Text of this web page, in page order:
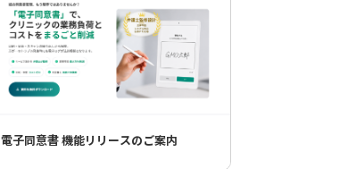
電子同意書 機能リリースのご案内